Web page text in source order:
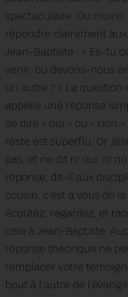
spectaculaire. Du
répondre clairement
Jean-Baptiste : « Es-tu
venir, ou devons-nous
un autre ? » La question
appelle une réponse
de dire « oui » ou « non
reste est superflu. Or
pas, et ne dit ni oui, ni
réponse, dit-il aux
cousin, c’est à vous de
écoutez, regardez, et
cela à Jean-Baptiste.
réponse théorique ne
remplacer votre
bout à l’autre de